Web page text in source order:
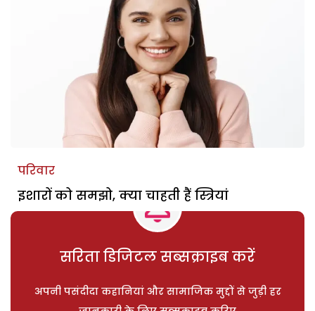
परिवार
इशारों को समझो, क्या चाहती हैं स्त्रियां
सरिता डिजिटल सब्सक्राइब करें
अपनी पसंदीदा कहानियां और सामाजिक मुद्दों से जुड़ी हर